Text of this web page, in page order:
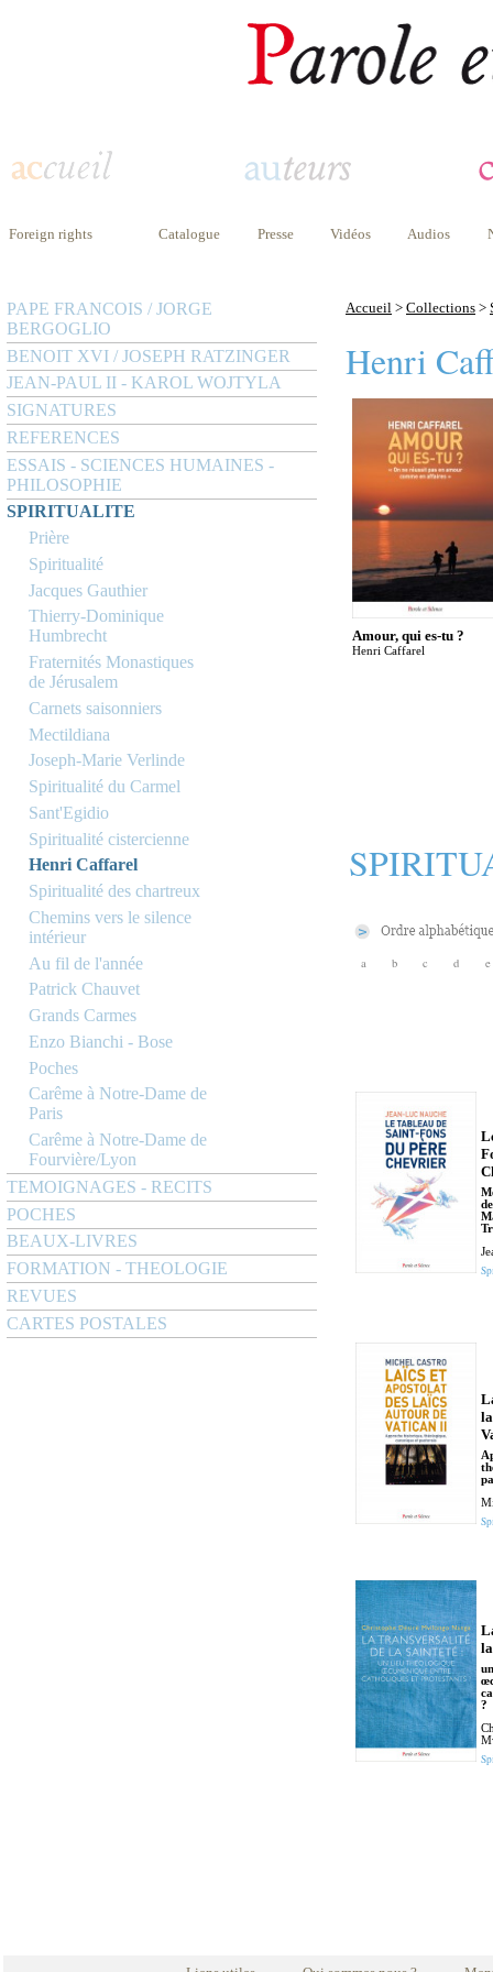
Foreign rights Catalogue Presse Vidéos Audios
PAPE FRANCOIS / JORGE
BERGOGLIO
BENOIT XVI / JOSEPH RATZINGER
JEAN-PAUL II - KAROL WOJTYLA
SIGNATURES
REFERENCES
ESSAIS - SCIENCES HUMAINES -
PHILOSOPHIE
SPIRITUALITE
Prière
Spiritualité
Jacques Gauthier
Thierry-Dominique
Humbrecht
Fraternités Monastiques
de Jérusalem
Carnets saisonniers
Mectildiana
Joseph-Marie Verlinde
Spiritualité du Carmel
Sant'Egidio
Spiritualité cistercienne
Henri Caffarel
Spiritualité des chartreux
Chemins vers le silence
intérieur
Au fil de l'année
Patrick Chauvet
Grands Carmes
Enzo Bianchi - Bose
Poches
Carême à Notre-Dame de
Paris
Carême à Notre-Dame de
Fourvière/Lyon
TEMOIGNAGES - RECITS
POCHES
BEAUX-LIVRES
FORMATION - THEOLOGIE
REVUES
CARTES POSTALES
Accueil > Collections >
Henri
Amour, qui es-tu ?
Henri Caffarel
a b c d e
?